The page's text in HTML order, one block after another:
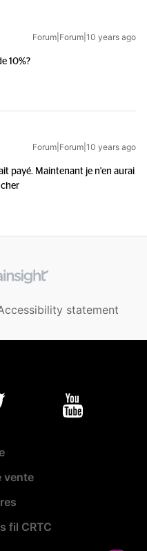
Forum|Forum|10 years ago
10%?
Forum|Forum|10 years ago
payé. Maintenant je n'en aurai
statement
vente
fil CRTC